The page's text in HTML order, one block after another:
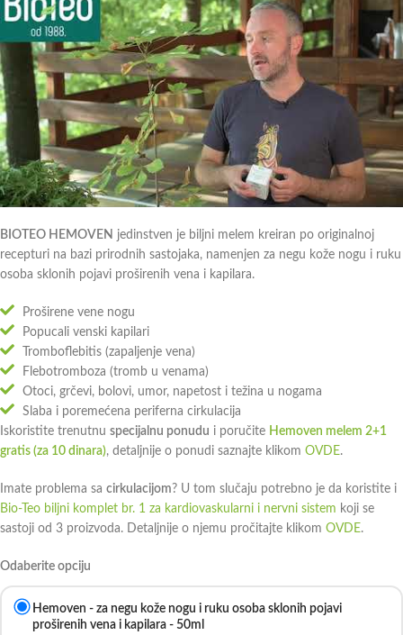
BIOTEO HEMOVEN jedinstven je biljni melem kreiran po originalnoj
recepturi na bazi prirodnih sastojaka, namenjen za negu kože nogu i ruku
osoba sklonih pojavi proširenih vena i kapilara.
Proširene vene nogu
Popucali venski kapilari
Tromboflebitis (zapaljenje vena)
Flebotromboza (tromb u venama)
Otoci, grčevi, bolovi, umor, napetost i težina u nogama
Slaba i poremećena periferna cirkulacija
Iskoristite trenutnu specijalnu ponudu i poručite Hemoven melem 2+1
gratis (za 10 dinara), detaljnije o ponudi saznajte klikom OVDE.
Imate problema sa cirkulacijom ? U tom slučaju potrebno je da koristite i
Bio-Teo biljni komplet br. 1 za kardiovaskularni i nervni sistem koji se
sastoji od 3 proizvoda. Detaljnije o njemu pročitajte klikom OVDE.
Odaberite opciju
Hemoven - za negu kože nogu i ruku osoba sklonih pojavi
proširenih vena i kapilara - 50ml